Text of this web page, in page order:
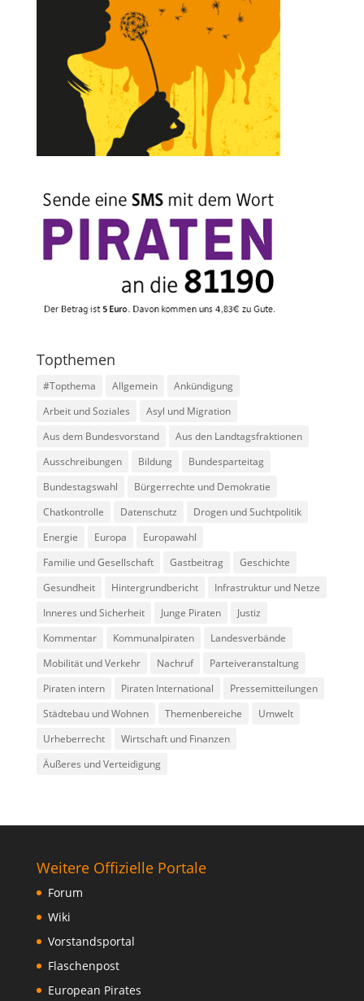
Topthemen
#Topthema Allgemein
Ankündigung
Arbeit und Soziales
Asyl und Migration
Aus dem Bundesvorstand
Aus den Landtagsfraktionen
Ausschreibungen
Bildung
Bundesparteitag
Bundestagswahl
Bürgerrechte und Demokratie
Chatkontrolle
Datenschutz
Drogen und Suchtpolitik
Energie
Europa
Europawahl
Familie und Gesellschaft
Gastbeitrag
Geschichte
Gesundheit
Hintergrundbericht
Infrastruktur und Netze
Inneres und Sicherheit
Junge Piraten
Justiz
Kommentar
Kommunalpiraten
Landesverbände
Mobilität und Verkehr
Nachruf
Parteiveranstaltung
Piraten intern
Piraten International
Pressemitteilungen
Städtebau und Wohnen
Themenbereiche
Umwelt
Urheberrecht
Wirtschaft und Finanzen
Äußeres und Verteidigung
Weitere Offizielle Portale
Forum
Wiki
Vorstandsportal
Flaschenpost
European Pirates